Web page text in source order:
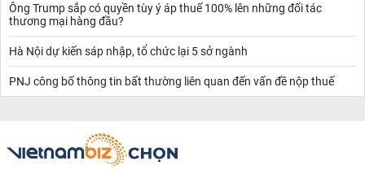
Ông Trump sắp có quyền tùy ý áp thuế 100% lên những đối tác
thương mại hàng đầu?
Hà Nội dự kiến sáp nhập, tổ chức lại 5 sở ngành
PNJ công bố thông tin bất thường liên quan đến vấn đề nộp thuế